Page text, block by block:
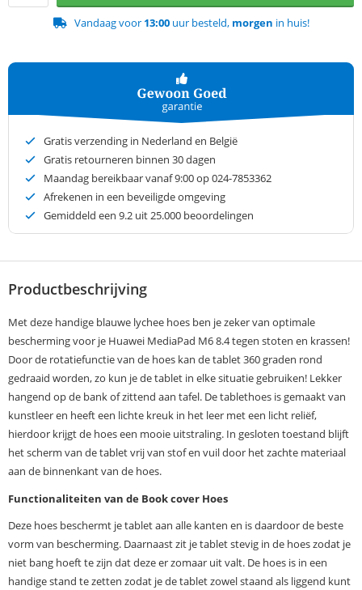
Vandaag voor 13:00uur besteld, morgen in huis!
Gratis verzending in Nederland en België
Gratis retourneren binnen 30 dagen
Maandag bereikbaar vanaf 9:00 op 024-7853362
Afrekenen in een beveiligde omgeving
Gemiddeld een 9.2 uit 25.000 beoordelingen
Productbeschrijving
Met deze handige blauwe lychee hoes ben je zeker van optimale
bescherming voor je Huawei MediaPad M6 8.4 tegen stoten en krassen!
Door de rotatiefunctie van de hoes kan de tablet 360 graden rond
gedraaid worden, zo kun je de tablet in elke situatie gebruiken! Lekker
hangend op de bank of zittend aan tafel. De tablethoes is gemaakt van
kunstleer en heeft een lichte kreuk in het leer met een licht reliëf,
hierdoor krijgt de hoes een mooie uitstraling. In gesloten toestand blijft
het scherm van de tablet vrij van stof en vuil door het zachte materiaal
aan de binnenkant van de hoes.
Functionaliteiten van de Book cover Hoes
Deze hoes beschermt je tablet aan alle kanten en is daardoor de beste
vorm van bescherming. Daarnaast zit je tablet stevig in de hoes zodat je
niet bang hoeft te zijn dat deze er zomaar uit valt. De hoes is in een
handige stand te zetten zodat je de tablet zowel staand als liggend kunt